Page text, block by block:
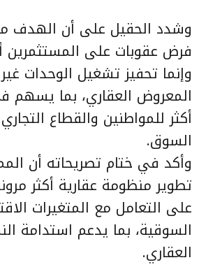
وشدد الحقيل على أن الهدف
فرض عقوبات على المستثمرين
وإنما تحفيز تشغيل الوحدات
المعروض العقاري، بما يسهم
أكثر للمواطنين والقطاع
السوق.
وأكد في ختام تصريحاته أن
تطوير منظومة عقارية أكثر
على التعامل مع المتغيرات
السوقية، بما يدعم استدامة
العقاري.